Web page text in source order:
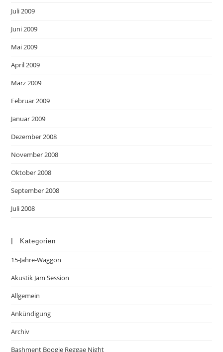
Juli 2009
Juni 2009
Mai 2009
April 2009
März 2009
Februar 2009
Januar 2009
Dezember 2008
November 2008
Oktober 2008
September 2008
Juli 2008
Kategorien
15-Jahre-Waggon
Akustik Jam Session
Allgemein
Ankündigung
Archiv
Bashment Boogie Reggae Night